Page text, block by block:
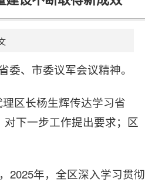
、市委议军会议精神。
区长杨生辉传达学习省
下一步工作提出要求；区
2025年，全区深入学习贯彻